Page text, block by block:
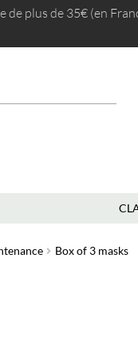
de plus de 35€ (en
Box of 3 masks